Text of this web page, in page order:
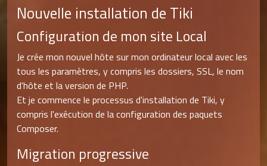
Nouvelle installation de Tiki
Configuration de mon site Local
Je crée mon nouvel hôte sur mon ordinateur local avec les
tous les paramètres, y compris les dossiers, SSL, le nom
d'hôte et la version de PHP.
Et je commence le processus d'installation de Tiki, y
compris l'exécution de la configuration des paquets
Composer.
Migration progressive